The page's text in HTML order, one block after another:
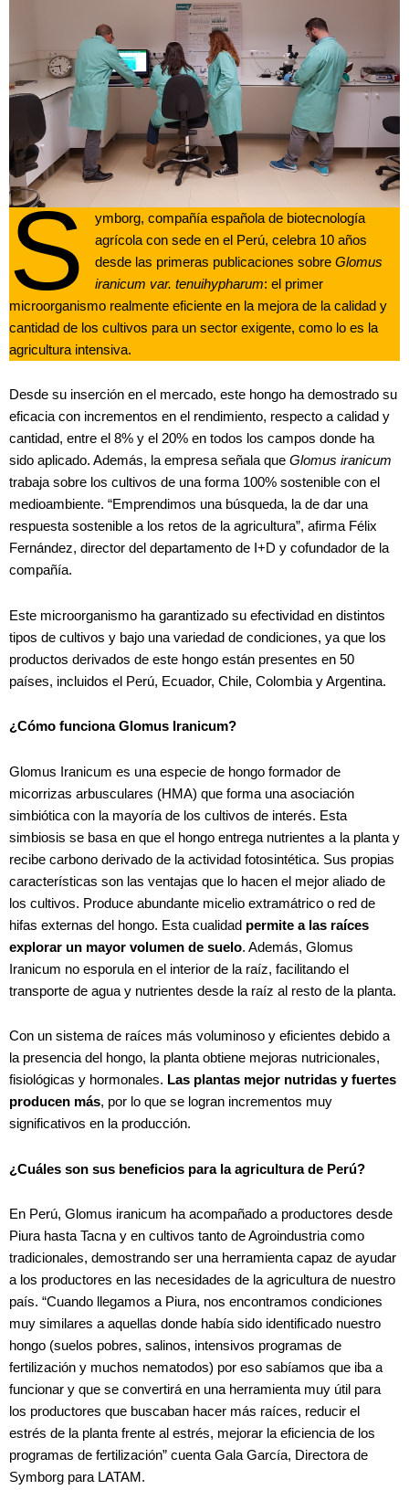
S
ymborg, compañía española de biotecnología
agrícola con sede en el Perú, celebra 10 años
desde las primeras publicaciones sobreGlomus
iranicum var. tenuihypharum: el primer
microorganismo realmente eficiente en la mejora de la calidad y
cantidad de los cultivos para un sector exigente, como lo es la
agricultura intensiva.
Desde su inserción en el mercado, este hongo ha demostrado su
eficacia con incrementos en el rendimiento, respecto a calidad y
cantidad, entre el 8% y el 20% en todos los campos donde ha
sido aplicado. Además, la empresa señala que Glomus iranicum
trabaja sobre los cultivos de una forma 100% sostenible con el
medioambiente. “Emprendimos una búsqueda, la de dar una
respuesta sostenible a los retos de la agricultura”, afirma Félix
Fernández, director del departamento de I+D y cofundador de la
compañía.
Este microorganismo ha garantizado su efectividad en distintos
tipos de cultivos y bajo una variedad de condiciones, ya que los
productos derivados de este hongo están presentes en 50
países, incluidos el Perú, Ecuador, Chile, Colombia y Argentina.
¿Cómo funciona Glomus Iranicum?
Glomus Iranicum es una especie de hongo formador de
micorrizas arbusculares (HMA) que forma una asociación
simbiótica con la mayoría de los cultivos de interés. Esta
simbiosis se basa en que el hongo entrega nutrientes a la planta y
recibe carbono derivado de la actividad fotosintética. Sus propias
características son las ventajas que lo hacen el mejor aliado de
los cultivos. Produce abundante micelio extramátrico o red de
hifas externas del hongo. Esta cualidad permite a las raíces
explorar un mayor volumen de suelo. Además, Glomus
Iranicum no esporula en el interior de la raíz, facilitando el
transporte de agua y nutrientes desde la raíz al resto de la planta.
Con un sistema de raíces más voluminoso y eficientes debido a
la presencia del hongo, la planta obtiene mejoras nutricionales,
fisiológicas y hormonales. Las plantas mejor nutridas y fuertes
producen más, por lo que se logran incrementos muy
significativos en la producción.
¿Cuáles son sus beneficios para la agricultura de Perú?
En Perú, Glomus iranicum ha acompañado a productores desde
Piura hasta Tacna y en cultivos tanto de Agroindustria como
tradicionales, demostrando ser una herramienta capaz de ayudar
a los productores en las necesidades de la agricultura de nuestro
país. “Cuando llegamos a Piura, nos encontramos condiciones
muy similares a aquellas donde había sido identificado nuestro
hongo (suelos pobres, salinos, intensivos programas de
fertilización y muchos nematodos) por eso sabíamos que iba a
funcionar y que se convertirá en una herramienta muy útil para
los productores que buscaban hacer más raíces, reducir el
estrés de la planta frente al estrés, mejorar la eficiencia de los
programas de fertilización” cuenta Gala García, Directora de
Symborg para LATAM.